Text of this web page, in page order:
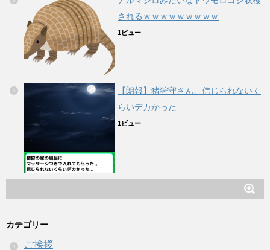
されるｗｗｗｗｗｗｗｗｗ
1ビュー
【朗報】猪狩守さん、信じられないく
らいデカかった
1ビュー
カテゴリー
ご挨拶